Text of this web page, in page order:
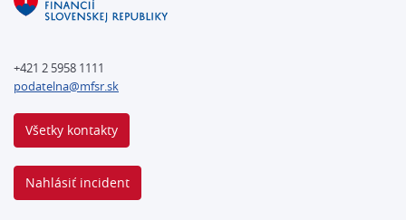
+421 2 5958 1111
podatelna@mfsr.sk
Všetky kontakty
Nahlásiť incident